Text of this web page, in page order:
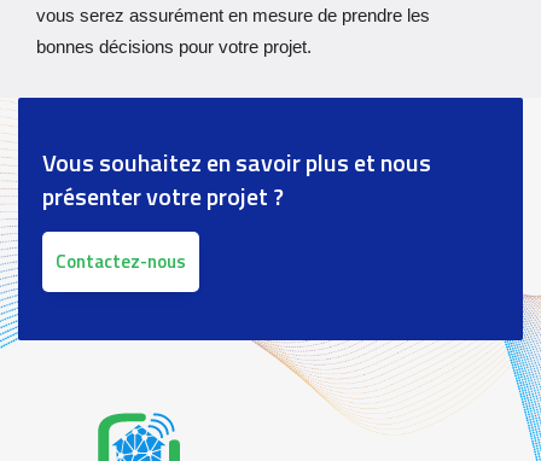
vous serez assurément en mesure de prendre les
bonnes décisions pour votre projet.
Vous souhaitez en savoir plus et nous
présenter votre projet ?
Contactez-nous